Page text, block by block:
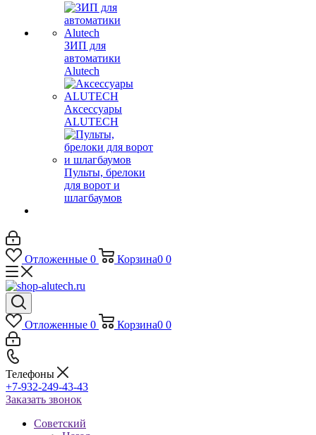
ЗИП для
автоматики
Alutech
Аксессуары
ALUTECH
Пульты, брелоки
для ворот и
шлагбаумов
Отложенные 0 Корзина0 0
Отложенные 0 Корзина0 0
Телефоны
+7-932-249-43-43
Заказать звонок
Советский